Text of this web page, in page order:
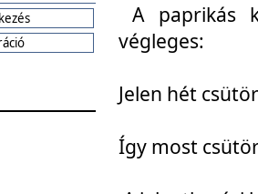
A paprikás
végleges:
Jelen hét
Így most